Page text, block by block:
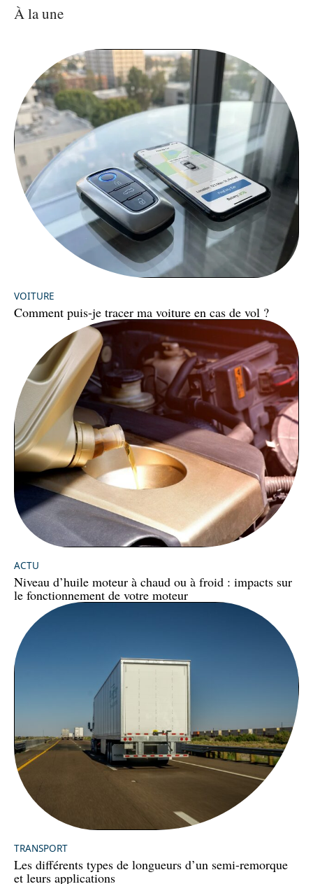
À la une
VOITURE
Comment puis-je tracer ma voiture en cas de vol ?
ACTU
Niveau d’huile moteur à chaud ou à froid : impacts sur
le fonctionnement de votre moteur
TRANSPORT
Les différents types de longueurs d’un semi-remorque
et leurs applications